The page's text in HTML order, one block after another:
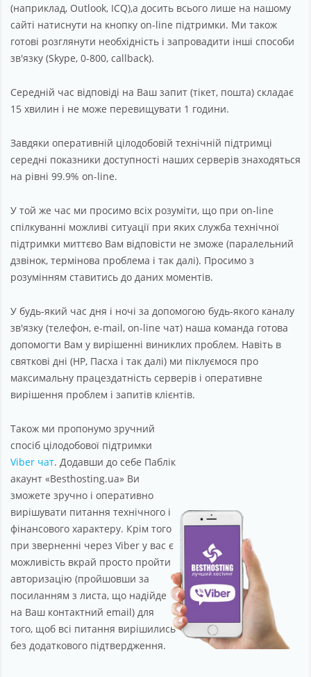
(наприклад, Outlook, ICQ),а досить всього лише на нашому
сайті натиснути на кнопку on-line підтримки. Ми також
готові розглянути необхідність і запровадити інші способи
зв'язку (Skype, 0-800, callback).
Середній час відповіді на Ваш запит (тікет, пошта) складає
15 хвилин і не може перевищувати 1 години.
Завдяки оперативній цілодобовій технічній підтримці
середні показники доступності наших серверів знаходяться
на рівні 99.9% on-line.
У той же час ми просимо всіх розуміти, що при on-line
спілкуванні можливі ситуації при яких служба технічної
підтримки миттєво Вам відповісти не зможе (паралельний
дзвінок, термінова проблема і так далі). Просимо з
розумінням ставитись до даних моментів.
У будь-який час дня і ночі за допомогою будь-якого каналу
зв'язку (телефон, e-mail, on-line чат) наша команда готова
допомогти Вам у вирішенні виниклих проблем. Навіть в
святкові дні (НР, Пасха і так далі) ми піклуємося про
максимальну працездатність серверів і оперативне
вирішення проблем і запитів клієнтів.
Також ми пропонумо зручний
спосіб цілодобової підтримки
Viber чат. Додавши до себе Паблік
акаунт «Besthosting.ua» Ви
зможете зручно і оперативно
вирішувати питання технічного і
фінансового характеру. Крім того
при зверненні через Viber у вас є
можливість вкрай просто пройти
авторизацію (пройшовши за
посиланням з листа, що надійде
на Ваш контактний email) для
того, щоб всі питання вирішились
без додаткового підтвердження.